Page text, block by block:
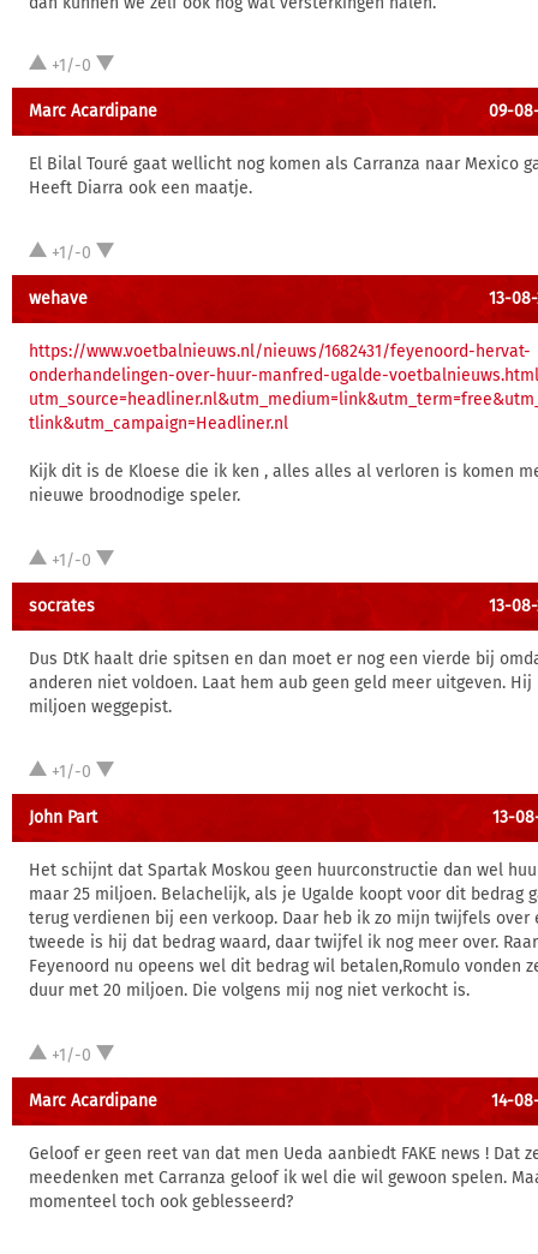
+1/-0
Marc Acardipane 09-
El Bilal Touré gaat wellicht nog komen als Carranza naar Mexico
Heeft Diarra ook een maatje.
+1/-0
wehave 13-
https://www.voetbalnieuws.nl/nieuws/1682431/feyenoord-hervat-
onderhandelingen-over-huur-manfred-ugalde-
tlink&utm_campaign=Headliner.nl
Kijk dit is de Kloese die ik ken , alles alles al verloren is komen
nieuwe broodnodige speler.
+1/-0
socrates 13-
Dus DtK haalt drie spitsen en dan moet er nog een vierde bij
anderen niet voldoen. Laat hem aub geen geld meer uitgeven. Hij
miljoen weggepist.
+1/-0
John Part 13-
Het schijnt dat Spartak Moskou geen huurconstructie dan wel
maar 25 miljoen. Belachelijk, als je Ugalde koopt voor dit bedrag
terug verdienen bij een verkoop. Daar heb ik zo mijn twijfels over
tweede is hij dat bedrag waard, daar twijfel ik nog meer over.
Feyenoord nu opeens wel dit bedrag wil betalen,Romulo vonden
duur met 20 miljoen. Die volgens mij nog niet verkocht is.
+1/-0
Marc Acardipane 14-
Geloof er geen reet van dat men Ueda aanbiedt FAKE news ! Dat
meedenken met Carranza geloof ik wel die wil gewoon spelen.
momenteel toch ook geblesseerd?